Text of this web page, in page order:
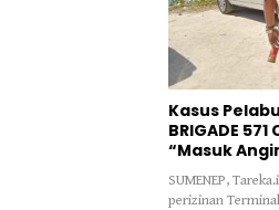
Kasus
BRIGADE
“Masuk
SUMENEP,
perizinan